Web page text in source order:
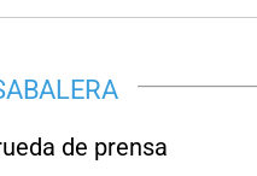
de prensa